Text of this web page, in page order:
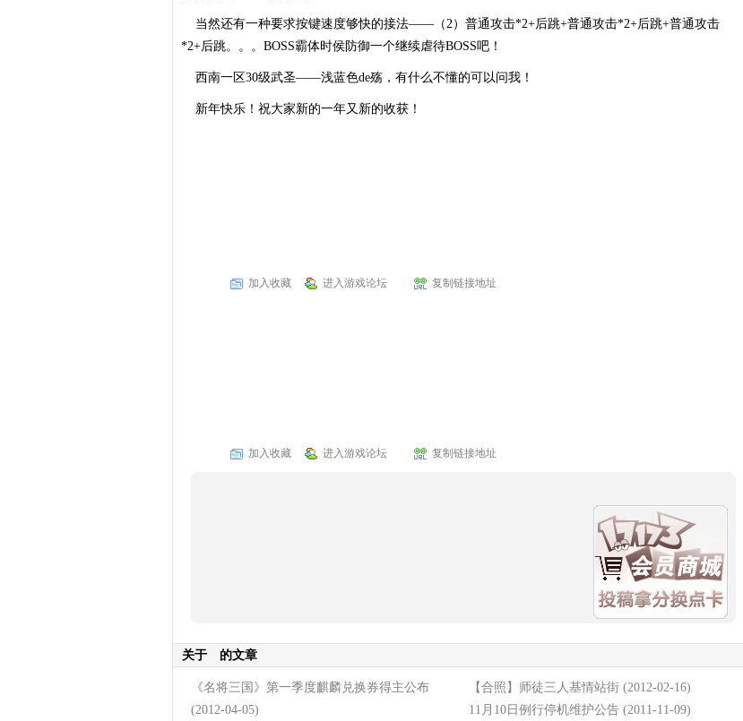
当然还有一种要求按键速度够快的接法——（2）普通攻击*2+后跳+普通攻击*2+后跳+普通攻击
*2+后跳。。。BOSS霸体时侯防御一个继续虐待BOSS吧！
西南一区30级武圣——浅蓝色de殇，有什么不懂的可以问我！
新年快乐！祝大家新的一年又新的收获！
加入收藏 进入游戏论坛 复制链接地址
加入收藏 进入游戏论坛 复制链接地址
关于 的文章
《名将三国》第一季度麒麟兑换券得主公布
(2012-04-05)
【合照】师徒三人基情站街 (2012-02-16)
11月10日例行停机维护公告 (2011-11-09)